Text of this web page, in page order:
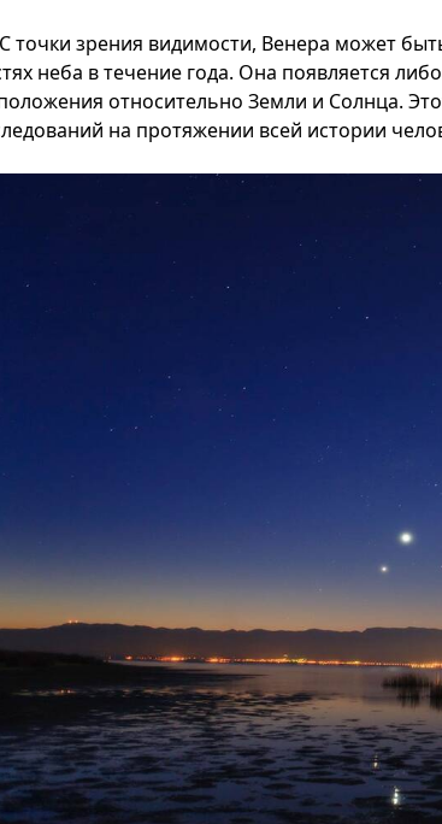
С точки зрения видимости, Венера может
неба в течение года. Она появляется
относительно Земли и Солнца.
на протяжении всей истории